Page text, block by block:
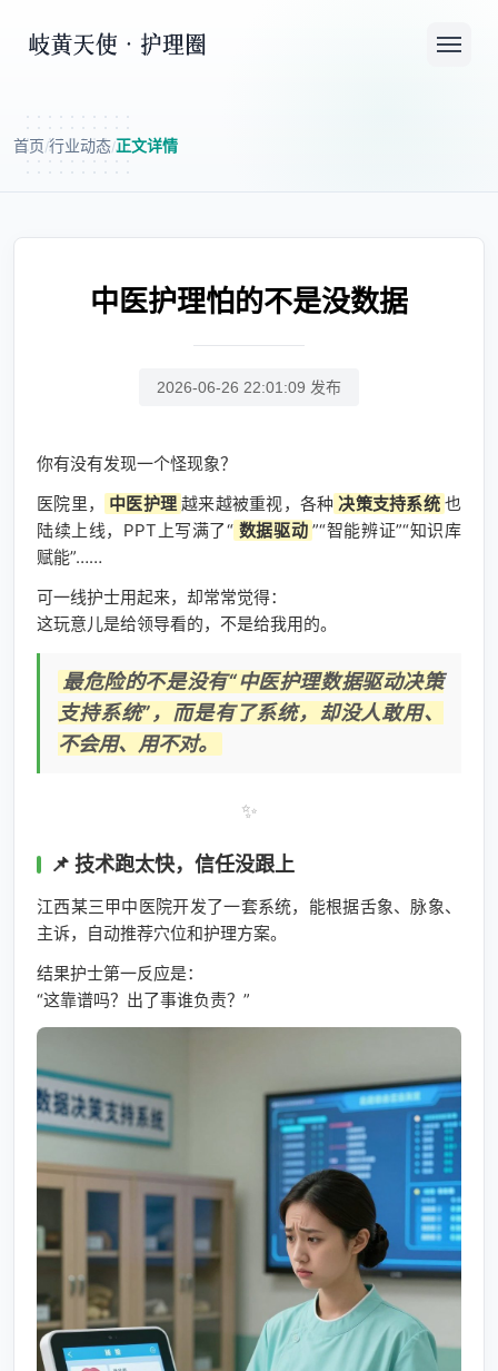
首页/行业动态/正文详情
中医护理怕的不是没数据
2026-06-26 22:01:09 发布
你有没有发现一个怪现象？
医院里，
中医护理 越来越被重视，各种 决策支持系统 也
陆续上线，PPT上写满了“ 数据驱动 ”“智能辨证”“知识库
赋能”……
可一线护士用起来，却常常觉得：
这玩意儿是给领导看的，不是给我用的。
最危险的不是没有“中医护理数据驱动决策
支持系统”，而是有了系统，却没人敢用、
不会用、用不对。
✨
📌 技术跑太快，信任没跟上
江西某三甲中医院开发了一套系统，能根据舌象、脉象、
主诉，自动推荐穴位和护理方案。
结果护士第一反应是：
“这靠谱吗？出了事谁负责？”